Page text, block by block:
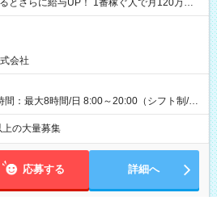
とさらに給与UP！ 1番稼ぐ人で月120万ほ
イメージ＞ ■月収50万
在住)※元建築関係 1日150個配達×25日勤務
会社
間：最大8時間/日 8:00～20:00（シフト制/実
務（場所次第では週4も有り） ※配達状況
勤務可能性有り ※案件により多少の前後あ
上の大量募集
応募する 詳細へ